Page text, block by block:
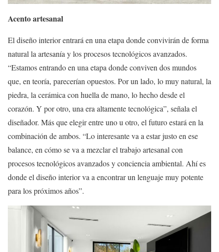
Acento artesanal
El diseño interior entrará en una etapa donde convivirán de forma
natural la artesanía y los procesos tecnológicos avanzados.
“Estamos entrando en una etapa donde conviven dos mundos
que, en teoría, parecerían opuestos. Por un lado, lo muy natural, la
piedra, la cerámica con huella de mano, lo hecho desde el
corazón. Y por otro, una era altamente tecnológica”, señala el
diseñador. Más que elegir entre uno u otro, el futuro estará en la
combinación de ambos. “Lo interesante va a estar justo en ese
balance, en cómo se va a mezclar el trabajo artesanal con
procesos tecnológicos avanzados y conciencia ambiental. Ahí es
donde el diseño interior va a encontrar un lenguaje muy potente
para los próximos años”.